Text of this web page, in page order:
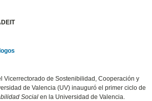
Vicerrectorado de Sostenibilidad, Cooperación y
de Valencia (UV) inauguró el primer ciclo de
Socialen la Universidad de Valencia.